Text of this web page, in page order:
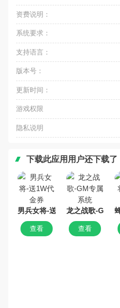
资费说明：
系统要求：
支持语言：
版本号：
更新时间：
游戏权限
隐私说明
下载此应用用户还下载了
男兵女将-送1W代金券
查看
龙之战歌-GM专
查看